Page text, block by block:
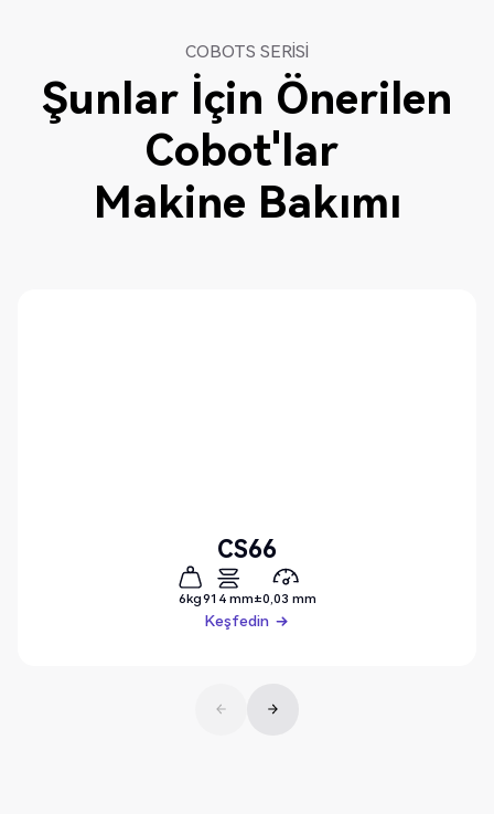
COBOTS SERISI
Şunlar İçin Önerilen
Cobot'lar
Makine Bakımı
CS66
6kg914 mm±0,03 mm
Keşfedin